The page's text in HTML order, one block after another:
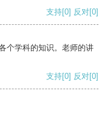
支持[0] 反对[0]
个学科的知识。老师的讲
支持[0] 反对[0]